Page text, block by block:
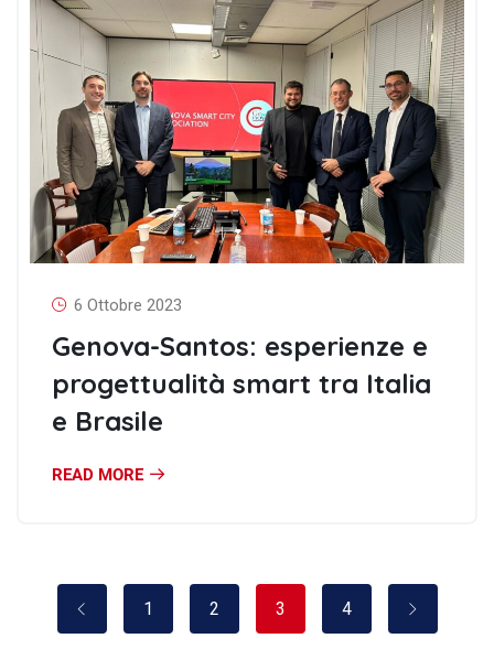
6 Ottobre 2023
Genova-Santos: esperienze e
progettualità smart tra Italia
e Brasile
READ MORE
1 2 3 4